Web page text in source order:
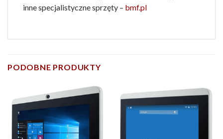
inne specjalistyczne sprzęty – bmf.pl
PODOBNE PRODUKTY